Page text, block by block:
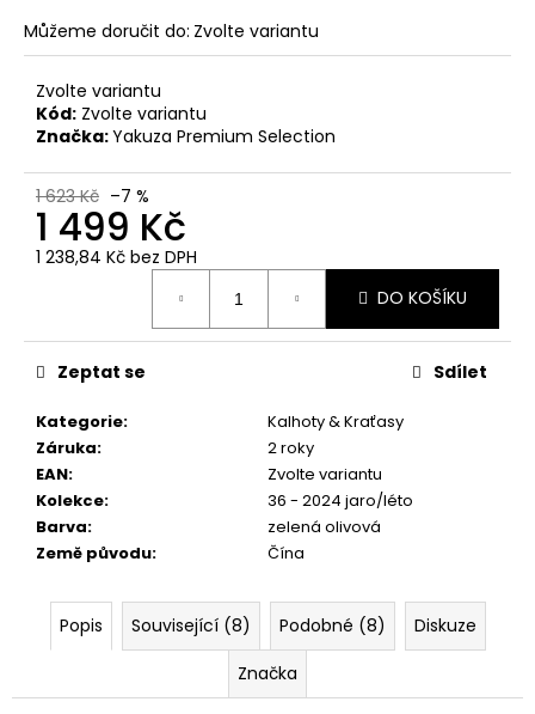
Můžeme doručit do: Zvolte variantu
Zvolte variantu
Kód: Zvolte variantu
Značka:Yakuza Premium Selection
1 623 Kč –7 %
1 499 Kč
1 238,84 Kč bez DPH
DO KOŠÍKU
Kategorie:
Kalhoty & Kraťasy
Záruka:
2 roky
EAN:
Zvolte variantu
Kolekce:
36 - 2024 jaro/léto
Barva:
zelená olivová
Země původu: Čína
Zeptat se Sdílet
Popis Související (8) Podobné (8)
Diskuze
Značka
e
PÁNSKÉ
KOUPACÍ
ŠORTKY
PREMIUM
SELECTION
YPSW
4076
ČERNÉ
Kč